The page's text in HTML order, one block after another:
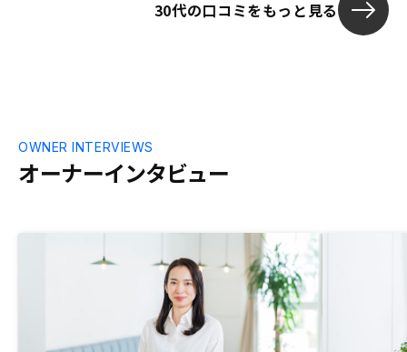
30代の口コミをもっと見る
オーナーインタビュー
OWNER INTERVIEWS